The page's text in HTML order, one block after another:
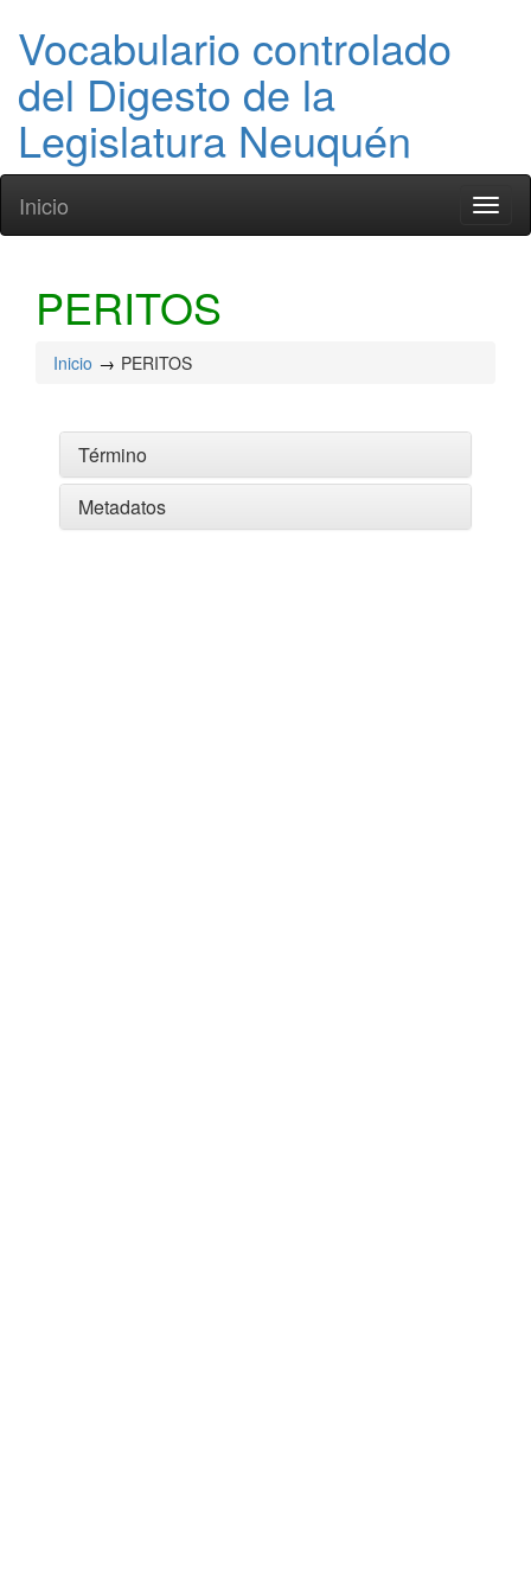
Vocabulario controlado
del Digesto de la
Legislatura Neuquén
Inicio
PERITOS
Inicio PERITOS
Término
Metadatos